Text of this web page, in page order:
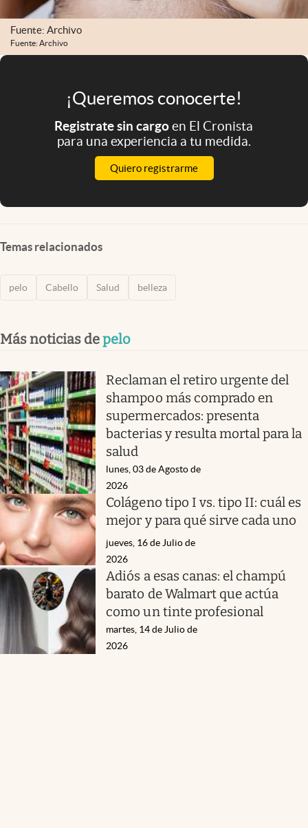
Fuente: Archivo
Fuente: Archivo
¡Queremos conocerte!
Registrate sin cargoen El Cronista
para una experiencia a tu medida.
Quiero registrarme
Temas relacionados
pelo Cabello Salud belleza
Más noticias depelo
Reclaman el retiro urgente del
shampoo más comprado en
supermercados: presenta
bacterias y resulta mortal para la
salud
lunes, 03 de Agosto de
2026
Colágeno tipo I vs. tipo II: cuál es
mejor y para qué sirve cada uno
jueves, 16 de Julio de
2026
Adiós a esas canas: el champú
barato de Walmart que actúa
como un tinte profesional
martes, 14 de Julio de
2026